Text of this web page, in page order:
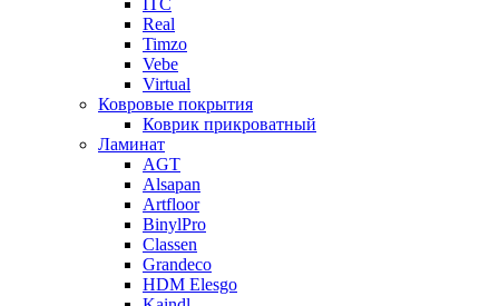
Real
Timzo
Vebe
Virtual
Ковровые покрытия
Коврик прикроватный
Ламинат
AGT
Alsapan
Artfloor
BinylPro
Classen
Grandeco
HDM Elesgo